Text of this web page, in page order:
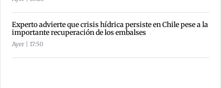
Experto advierte que crisis hídrica persiste en Chile pese a la
importante recuperación de los embalses
Ayer | 17:50